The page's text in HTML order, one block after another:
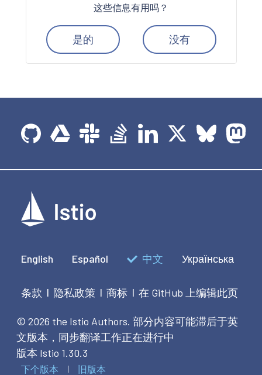
这些信息有用吗？
是的 没有
English Español 中文 Українська
条款 | 隐私政策 | 商标 | 在 GitHub 上编辑此页
© 2026 the Istio Authors. 部分内容可能滞后于英
文版本，同步翻译工作正在进行中
版本 Istio 1.30.3
下个版本 旧版本